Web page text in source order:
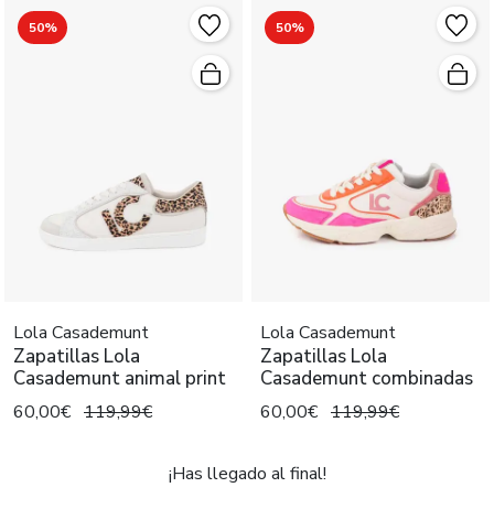
50%
Lola Casademunt
Zapatillas Lola
Casademunt animal print
60,00€ 119,99€
50%
Lola Casademunt
Zapatillas Lola
Casademunt combinadas
60,00€ 119,99€
¡Has llegado al final!